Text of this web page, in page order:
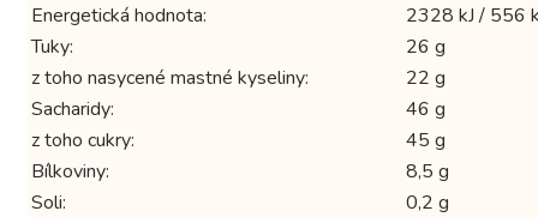
Energetická hodnota:
2328 kJ / 556
Tuky:
26 g
z toho nasycené mastné kyseliny:
22 g
Sacharidy:
46 g
z toho cukry:
45 g
Bílkoviny:
8,5 g
Soli:
0,2 g